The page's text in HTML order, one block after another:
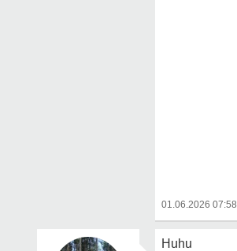
01.06.2026 07:58
Huhu